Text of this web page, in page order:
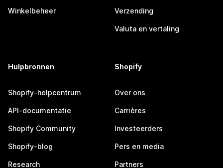
Winkelbeheer Verzending
Valuta en vertaling
Hulpbronnen
Shopify-helpcentrum
API-documentatie
Shopify Community
Shopify-blog
Research
Shopify
Over ons
Carrières
Investeerders
Pers en media
Partners